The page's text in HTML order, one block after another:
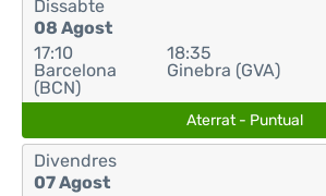
Dissabte
08 Agost
17:10
Barcelona
(BCN)
18:35
Ginebra (GVA)
Aterrat - Puntual
Divendres
07 Agost